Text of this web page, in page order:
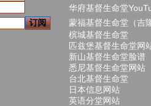
华府基督生命堂
蒙福基督生命堂（吉
槟城基督生命堂
匹兹堡基督生命堂网
新山基督生命堂脸谱
悉尼基督生命堂网站
台北基督生命堂
日本信息网站
英语分堂网站